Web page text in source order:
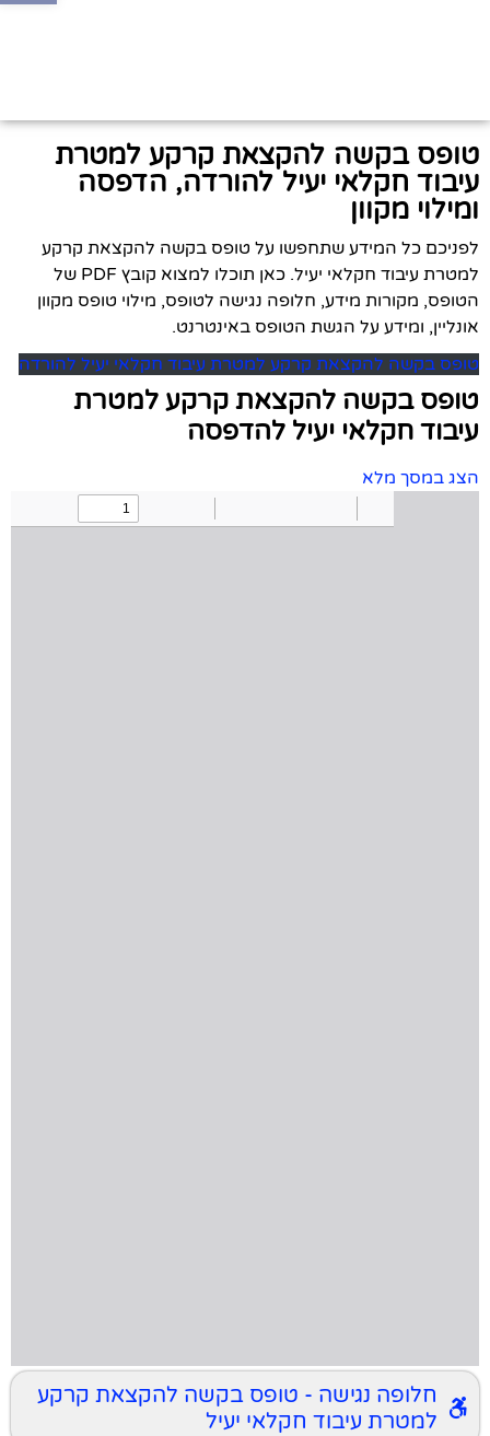
טופס בקשה להקצאת קרקע למטרת
עיבוד חקלאי יעיל להורדה, הדפסה
ומילוי מקוון
לפניכם כל המידע שתחפשו על טופס בקשה להקצאת קרקע
למטרת עיבוד חקלאי יעיל. כאן תוכלו למצוא קובץ PDF של
הטופס, מקורות מידע, חלופה נגישה לטופס, מילוי טופס מקוון
אונליין, ומידע על הגשת הטופס באינטרנט.
טופס בקשה להקצאת קרקע למטרת עיבוד חקלאי יעיל להורדה
טופס בקשה להקצאת קרקע למטרת
עיבוד חקלאי יעיל להדפסה
הצג במסך מלא
חלופה נגישה - טופס בקשה להקצאת קרקע
למטרת עיבוד חקלאי יעיל